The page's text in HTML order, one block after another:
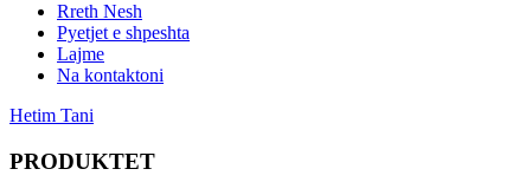
Rreth Nesh
Pyetjet e shpeshta
Lajme
Na kontaktoni
Hetim Tani
PRODUKTET